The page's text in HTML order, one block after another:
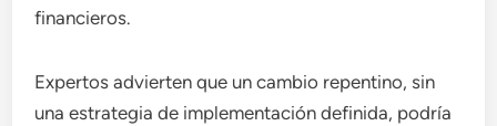
financieros.
Expertos advierten que un cambio repentino, sin
una estrategia de implementación definida, podría